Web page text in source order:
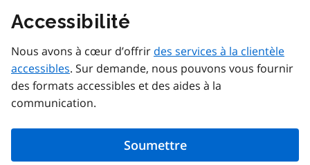
Accessibilité
Nous avons à cœur d’offrir des services à la clientèle
accessibles. Sur demande, nous pouvons vous fournir
des formats accessibles et des aides à la
communication.